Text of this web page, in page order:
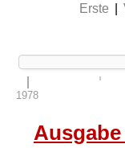
Erste
1978